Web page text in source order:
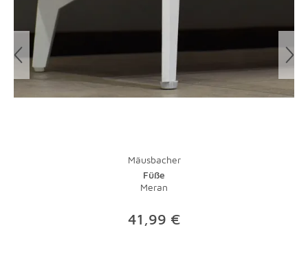
Glas und Kunststoff sind superpflegeleicht. Auch wenn
man Flecken auf Glas schnell sieht: Sie sind dank eines
entsprechenden Reinigers schnell wieder weg. Das gute
alte Zeitungspapier kann mit speziellen Poliertüchern
übrigens immer noch locker mithalten.
Mäusbacher
Füße
Meran
41,99 €